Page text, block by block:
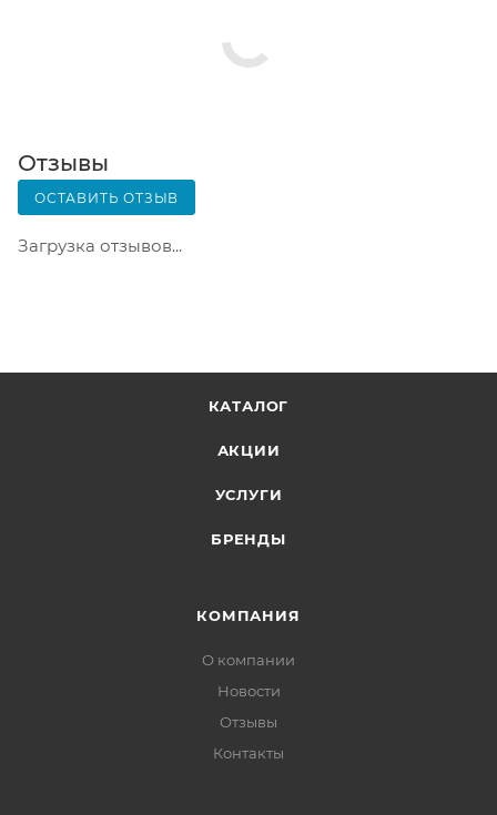
Почтовая доставка через почту России. Когда
заказ придет в отделение, на ваш адрес придет
Вскрывать коробку самостоятельно вы можете
только после оплаты заказа. Один заказ может
содержать не больше 10 позиций и его стоимость
не должна превышать 100 000 р.
Отзывы
ОСТАВИТЬ ОТЗЫВ
Загрузка отзывов...
КАТАЛОГ
АКЦИИ
УСЛУГИ
БРЕНДЫ
КОМПАНИЯ
О компании
Новости
Отзывы
Контакты